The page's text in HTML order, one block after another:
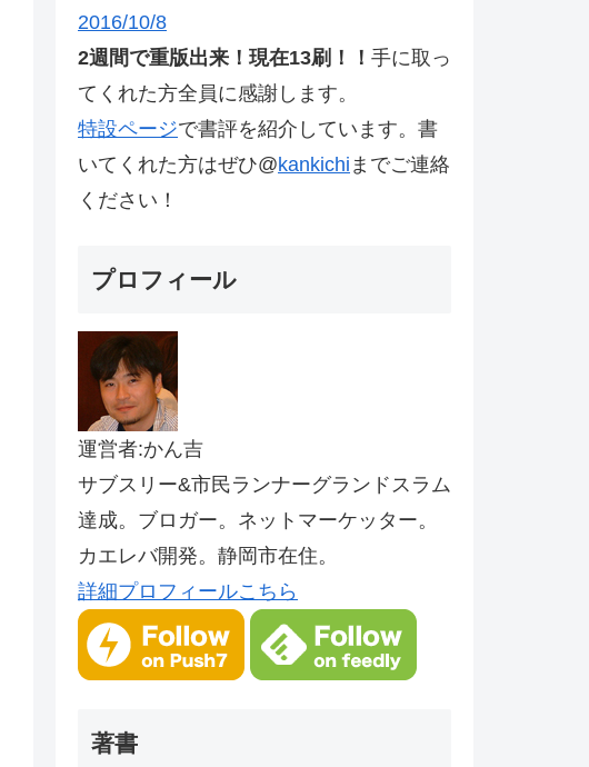
2016/10/8
2週間で重版出来！現在13刷！！ 手に取っ
てくれた方全員に感謝します。
特設ページで書評を紹介しています。書
いてくれた方はぜひ@kankichi までご連絡
ください！
プロフィール
運営者:かん吉
サブスリー&市民ランナーグランドスラム
達成。ブロガー。ネットマーケッター。
カエレバ開発。静岡市在住。
詳細プロフィールこちら
著書